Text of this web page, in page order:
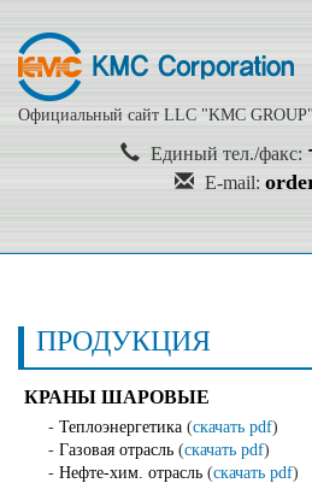
Официальный сайт LLC "KMC GROUP"
Единый тел./факс:
E-mail:
ПРОДУКЦИЯ
КРАНЫ ШАРОВЫЕ
- Теплоэнергетика (скачать pdf)
- Газовая отрасль (скачать pdf)
- Нефте-хим. отрасль (скачать pdf)